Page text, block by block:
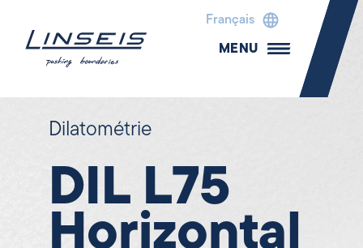
Français
MENU
Dilatométrie
DIL L75
Horizontal